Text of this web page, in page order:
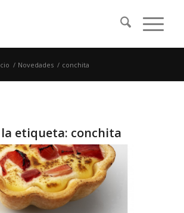
/ Novedades / conchita
etiqueta: conchita